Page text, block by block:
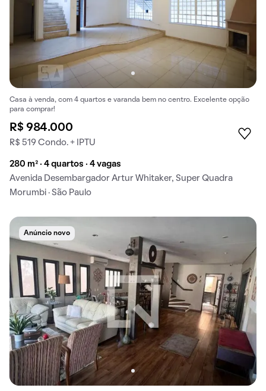
Casa à venda, com 4 quartos e varanda bem no centro. Excelente opção
para comprar!
R$ 984.000
R$ 519 Condo. + IPTU
280 m² · 4 quartos · 4 vagas
Avenida Desembargador Artur Whitaker, Super Quadra
Morumbi · São Paulo
Anúncio novo